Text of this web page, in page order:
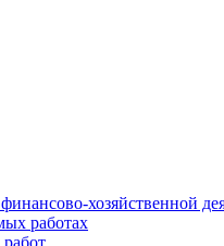
хозяйственной
работах